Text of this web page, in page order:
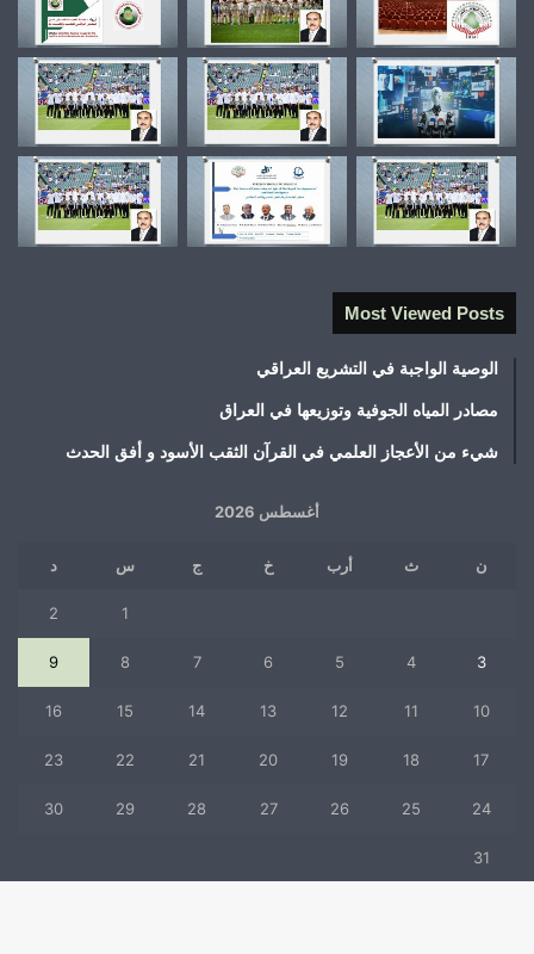
Most Viewed Posts
الوصية الواجبة في التشريع العراقي
مصادر المياه الجوفية وتوزيعها في العراق
شيء من الأعجاز العلمي في القرآن الثقب الأسود و أفق الحدث
أغسطس 2026
ن ث أرب خ ج س د
1
2
3
4
5
6
7
8
9
10
11
12
13
14
15
16
17
18
19
20
21
22
23
24
25
26
27
28
29
30
31